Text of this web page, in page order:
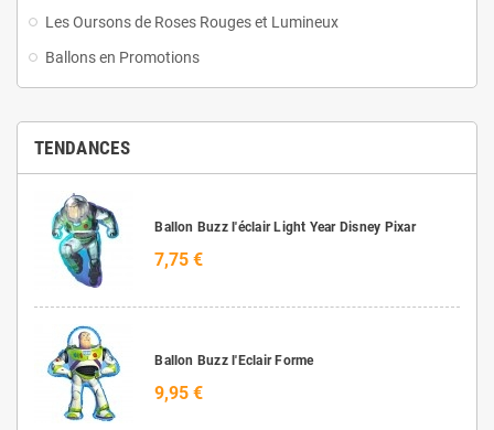
Les Oursons de Roses Rouges et Lumineux
Ballons en Promotions
TENDANCES
Ballon Buzz l'éclair Light Year Disney Pixar
7,75 €
Ballon Buzz l'Eclair Forme
9,95 €